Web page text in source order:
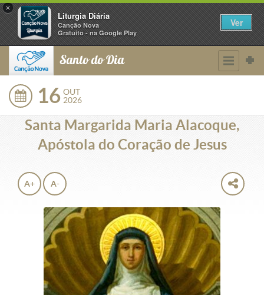
×
Liturgia Diária
Canção Nova
Gratuito - na Google Play
Ver
Santo do Dia
16 OUT
2026
Santa Margarida Maria Alacoque,
Apóstola do Coração de Jesus
A+ A-